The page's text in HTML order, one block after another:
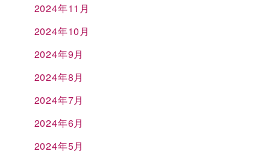
2024年11月
2024年10月
2024年9月
2024年8月
2024年7月
2024年6月
2024年5月